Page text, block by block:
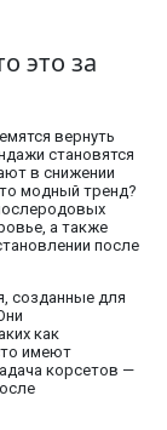
это за
вернуть
становятся
в снижении
модный тренд?
а также
после
созданные для
как
имеют
корсетов —